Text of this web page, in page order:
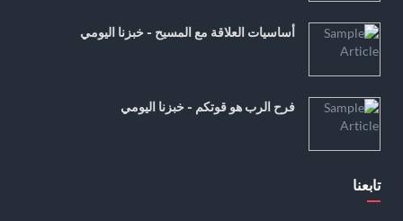
أساسيات العلاقة مع المسيح - خبزنا اليومي
فرح الرب هو قوتكم - خبزنا اليومي
تابعنا